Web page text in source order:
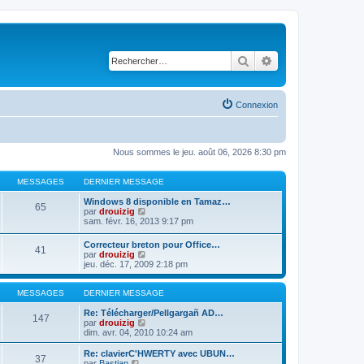
Rechercher
Connexion
Nous sommes le jeu. août 06, 2026 8:30 pm
MESSAGES DERNIER MESSAGE
65
Windows 8 disponible en Tamaz…
par drouizig
o
u
l
t
e
r
l
d
e
r
n
i
sam. févr. 16, 2013 9:17 pm
41
Correcteur breton pour Office…
par drouizig
o
n
s
u
l
t
r
l
e
jeu. déc. 17, 2009 2:18 pm
MESSAGES DERNIER MESSAGE
147
Re: Télécharger/Pellgargañ AD…
par drouizig
o
n
s
dim. avr. 04, 2010 10:24 am
37
Re: clavierC'HWERTY avec UBUN…